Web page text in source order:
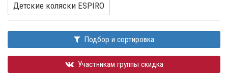
Детские коляски ESPIRO
Подбор и сортировка
Участникам группы скидка